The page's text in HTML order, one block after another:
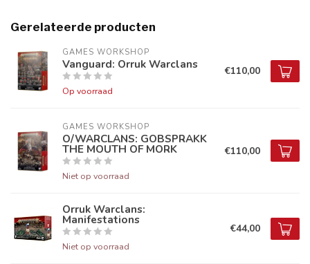
Gerelateerde producten
GAMES WORKSHOP
Vanguard: Orruk Warclans
Op voorraad
€110,00
GAMES WORKSHOP
O/WARCLANS: GOBSPRAKK
THE MOUTH OF MORK
Niet op voorraad
€110,00
Orruk Warclans:
Manifestations
Niet op voorraad
€44,00